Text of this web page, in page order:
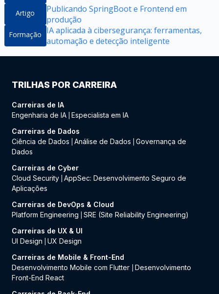
Artigo
Publicando SpringBoot e Frontend em
produção
Formação
IA aplicada à cibersegurança: ferramentas,
automação e detecção inteligente
TRILHAS POR CARREIRA
Carreiras de IA
Engenharia de IA Especialista em IA
Carreiras de Dados
Ciência de Dados
Análise de Dados
Governança de
Dados
Carreiras de Cyber
Cloud Security AppSec: Desenvolvimento Seguro de
Aplicações
Carreiras de DevOps & Cloud
Platform Engineering
SRE (Site Reliability Engineering)
Carreiras de UX & UI
UI Design
UX Design
Carreiras de Mobile & Front-End
Desenvolvimento Mobile com Flutter
Desenvolvimento
Front-End React